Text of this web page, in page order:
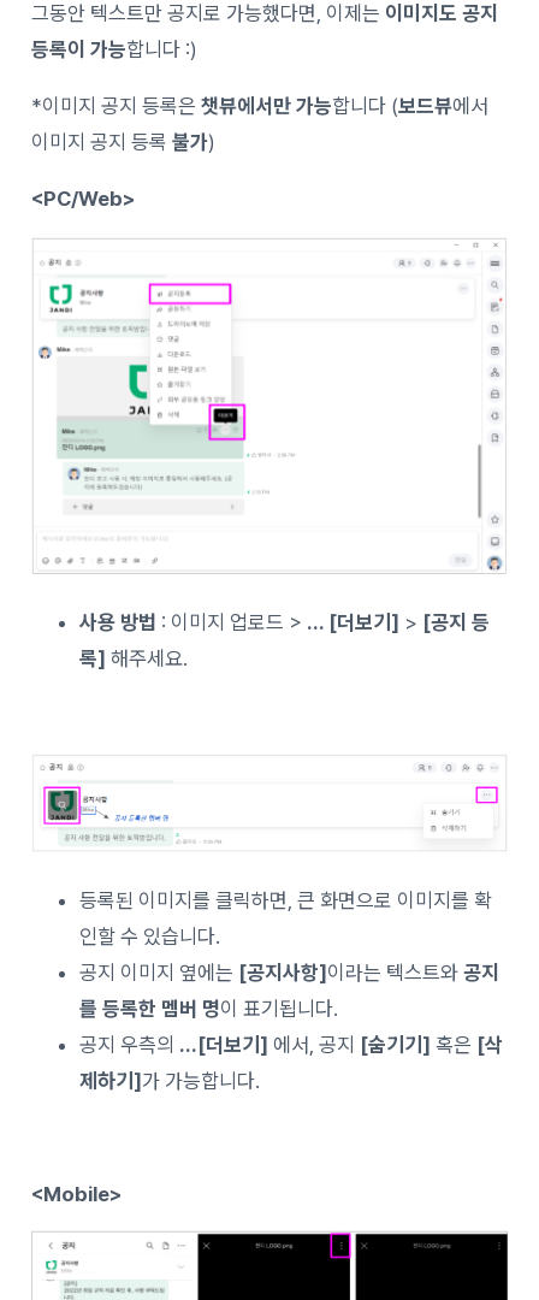
그동안 텍스트만 공지로 가능했다면, 이제는 이미지도 공지
등록이 가능합니다 :)
*이미지 공지 등록은 챗뷰에서만 가능합니다 (보드뷰에서
이미지 공지 등록불가)
<PC/Web>
사용 방법 : 이미지 업로드 > … [더보기] > [공지 등
록] 해주세요.
등록된 이미지를 클릭하면, 큰 화면으로 이미지를 확
인할 수 있습니다.
공지 이미지 옆에는 [공지사항]이라는 텍스트와공지
를 등록한 멤버 명이 표기됩니다.
공지 우측의 …[더보기] 에서, 공지 [숨기기] 혹은 [삭
제하기]가 가능합니다.
<Mobile>